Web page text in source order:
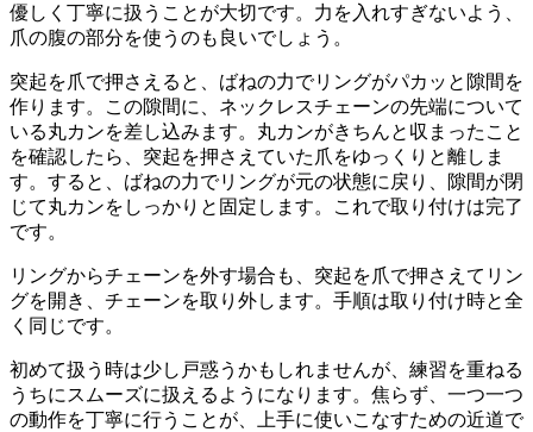
優しく丁寧に扱うことが大切です。力を入れすぎないよう、
爪の腹の部分を使う のも良いでしょう。
突起を爪で押さえると、ばねの力でリングがパカッと隙間 を
作ります。この隙間に、ネックレスチェーンの先端について
いる丸カンを差し込み ます。丸カンがきちんと収まったこと
を確認したら、突起を押さえていた爪をゆっくりと離し ま
す。すると、ばねの力でリングが元の状態に戻り、
隙間が閉
じて丸カンをしっかりと固定します。これで取り付けは完了
です。
リングからチェーンを外す場合も、 突起を爪で押さえてリン
グを開き
、チェーンを取り外します。手順は取り付け時と全
く同じです。
初めて扱う時は少し戸惑うかもしれませんが、 練習を重ねる
うちにスムーズに扱えるようになります。焦らず、 一つ一つ
の動作を丁寧に行うことが、上手に使いこなすための近道で